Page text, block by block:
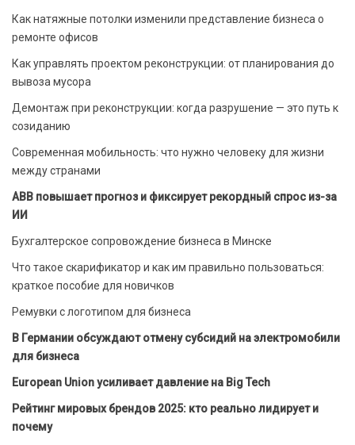
Как натяжные потолки изменили представление бизнеса о
ремонте офисов
Как управлять проектом реконструкции: от планирования до
вывоза мусора
Демонтаж при реконструкции: когда разрушение — это путь к
созиданию
Современная мобильность: что нужно человеку для жизни
между странами
ABB повышает прогноз и фиксирует рекордный спрос из-за
ИИ
Бухгалтерское сопровождение бизнеса в Минске
Что такое скарификатор и как им правильно пользоваться:
краткое пособие для новичков
Ремувки с логотипом для бизнеса
В Германии обсуждают отмену субсидий на электромобили
для бизнеса
European Union усиливает давление на Big Tech
Рейтинг мировых брендов 2025: кто реально лидирует и
почему